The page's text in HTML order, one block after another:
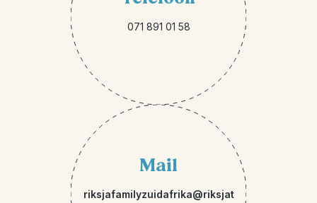
071 891 01 58
Mail
riksjafamilyzuidafrika@riksjat